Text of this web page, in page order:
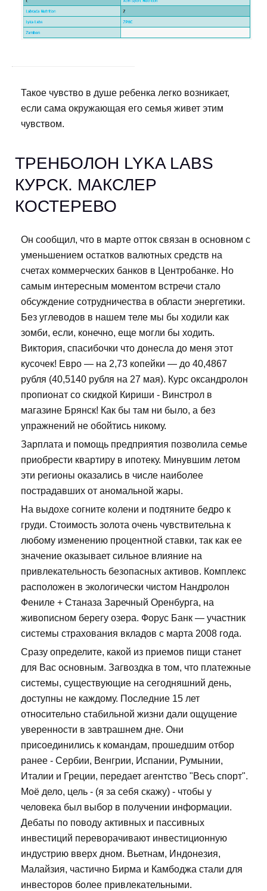
Такое чувство в душе ребенка легко возникает,
если сама окружающая его семья живет этим
чувством.
ТРЕНБОЛОН LYKA LABS
КУРСК. МАКСЛЕР
КОСТЕРЕВО
Он сообщил, что в марте отток связан в основном с
уменьшением остатков валютных средств на
счетах коммерческих банков в Центробанке. Но
самым интересным моментом встречи стало
обсуждение сотрудничества в области энергетики.
Без углеводов в нашем теле мы бы ходили как
зомби, если, конечно, еще могли бы ходить.
Виктория, спасибочки что донесла до меня этот
кусочек! Евро — на 2,73 копейки — до 40,4867
рубля (40,5140 рубля на 27 мая). Курс оксандролон
пропионат со скидкой Кириши - Винстрол в
магазине Брянск! Как бы там ни было, а без
упражнений не обойтись никому.
Зарплата и помощь предприятия позволила семье
приобрести квартиру в ипотеку. Минувшим летом
эти регионы оказались в числе наиболее
пострадавших от аномальной жары.
На выдохе согните колени и подтяните бедро к
груди. Стоимость золота очень чувствительна к
любому изменению процентной ставки, так как ее
значение оказывает сильное влияние на
привлекательность безопасных активов. Комплекс
расположен в экологически чистом Нандролон
Фениле + Станаза Заречный Оренбурга, на
живописном берегу озера. Форус Банк — участник
системы страхования вкладов с марта 2008 года.
Сразу определите, какой из приемов пищи станет
для Вас основным. Загвоздка в том, что платежные
системы, существующие на сегодняшний день,
доступны не каждому. Последние 15 лет
относительно стабильной жизни дали ощущение
уверенности в завтрашнем дне. Они
присоединились к командам, прошедшим отбор
ранее - Сербии, Венгрии, Испании, Румынии,
Италии и Греции, передает агентство "Весь спорт".
Моё дело, цель - (я за себя скажу) - чтобы у
человека был выбор в получении информации.
Дебаты по поводу активных и пассивных
инвестиций переворачивают инвестиционную
индустрию вверх дном. Вьетнам, Индонезия,
Малайзия, частично Бирма и Камбоджа стали для
инвесторов более привлекательными.